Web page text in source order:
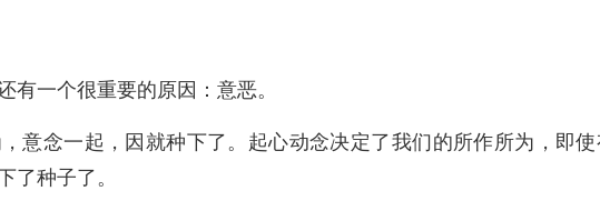
有一个很重要的原因：意恶。
意念一起，因就种下了。起心动念决定了我们的所作所为，即
了种子了。